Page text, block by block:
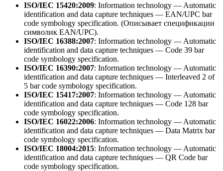
ISO/IEC 15420:2009: Information technology — Automatic
identification and data capture techniques — EAN/UPC bar
code symbology specification. (Описывает спецификации
символик EAN/UPC).
ISO/IEC 16388:2007: Information technology — Automatic
identification and data capture techniques — Code 39 bar
code symbology specification.
ISO/IEC 16390:2007: Information technology — Automatic
identification and data capture techniques — Interleaved 2 of
5 bar code symbology specification.
ISO/IEC 15417:2007: Information technology — Automatic
identification and data capture techniques — Code 128 bar
code symbology specification.
ISO/IEC 16022:2006: Information technology — Automatic
identification and data capture techniques — Data Matrix bar
code symbology specification.
ISO/IEC 18004:2015: Information technology — Automatic
identification and data capture techniques — QR Code bar
code symbology specification.